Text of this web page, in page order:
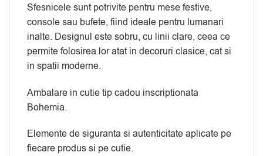
Sfesnicele sunt potrivite pentru mese festive,
console sau bufete, fiind ideale pentru lumanari
inalte. Designul este sobru, cu linii clare, ceea ce
permite folosirea lor atat in decoruri clasice, cat si
in spatii moderne.
Ambalare in cutie tip cadou inscriptionata
Bohemia.
Elemente de siguranta si autenticitate aplicate pe
fiecare produs si pe cutie.